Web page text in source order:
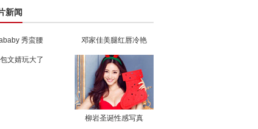
新闻
秀蛮腰 邓家佳美腿红唇冷艳
文婧玩大了
柳岩圣诞性感写真